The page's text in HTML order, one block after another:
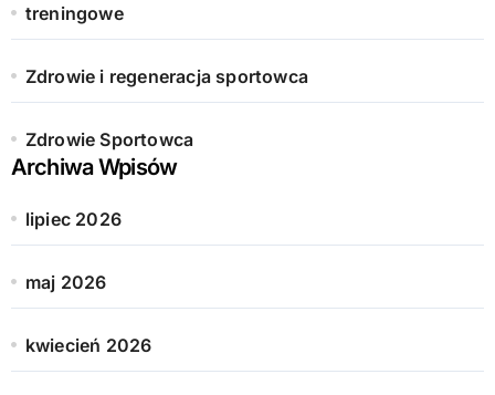
treningowe
Zdrowie i regeneracja sportowca
Zdrowie Sportowca
Archiwa Wpisów
lipiec 2026
maj 2026
kwiecień 2026